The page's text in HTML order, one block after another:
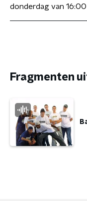
donderdag van
Fragmenten